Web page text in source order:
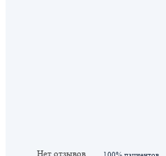
Нет отзывов